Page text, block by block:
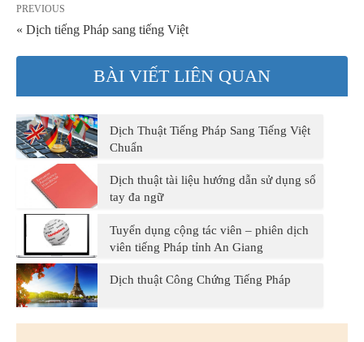
PREVIOUS
« Dịch tiếng Pháp sang tiếng Việt
BÀI VIẾT LIÊN QUAN
Dịch Thuật Tiếng Pháp Sang Tiếng Việt
Chuẩn
Dịch thuật tài liệu hướng dẫn sử dụng sổ
tay đa ngữ
Tuyển dụng cộng tác viên – phiên dịch
viên tiếng Pháp tỉnh An Giang
Dịch thuật Công Chứng Tiếng Pháp